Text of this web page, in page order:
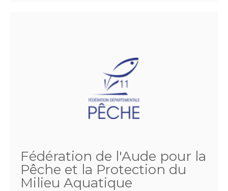
Fédération de l'Aude pour la
Pêche et la Protection du
Milieu Aquatique